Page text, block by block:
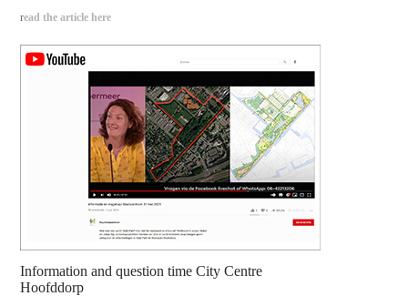
read the article here
Information and question time City Centre
Hoofddorp